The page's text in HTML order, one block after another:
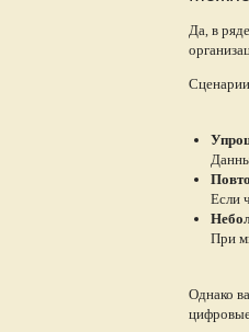
Да, в
Если
При
Однако